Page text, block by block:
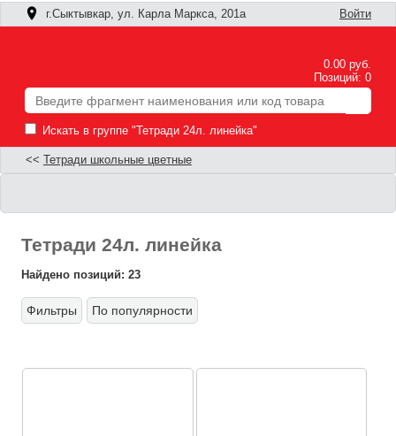
г.Сыктывкар, ул. Карла Маркса, 201а Войти
0.00 руб.
Позиций: 0
Искать в группе "Тетради 24л. линейка"
<< Тетради школьные цветные
Тетради 24л. линейка
Найдено позиций: 23
Фильтры По популярности